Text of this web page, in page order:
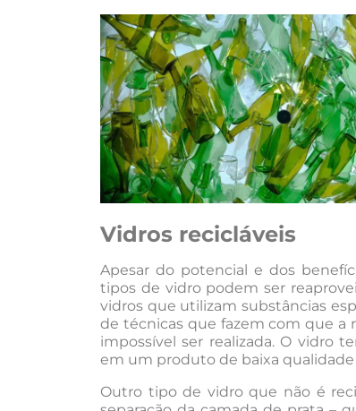
Vidros recicláveis
Apesar do potencial e dos
tipos de vidro podem ser
vidros que utilizam substâncias
de técnicas que fazem com que a
impossível ser realizada. O vidro
em um produto de baixa
Outro tipo de vidro que não é